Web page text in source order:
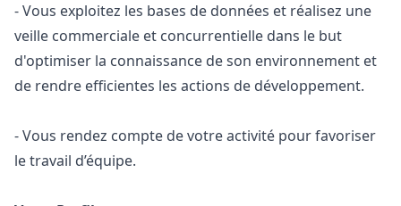
- Vous exploitez les bases de données et réalisez une
veille commerciale et concurrentielle dans le but
d'optimiser la connaissance de son environnement et
de rendre efficientes les actions de développement.
- Vous rendez compte de votre activité pour favoriser
le travail d’équipe.